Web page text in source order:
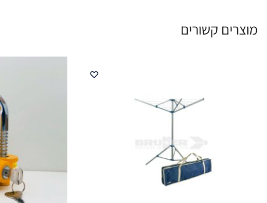
מוצרים קשורים